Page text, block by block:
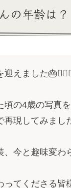
の年齢は？
えました
頃の4歳の写真を
現してみまし
、今と趣味変わ
ってくださる皆